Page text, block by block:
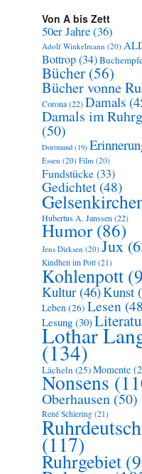
Von A bis Zett
50er Jahre(36)
Adolf Winkelmann (20)
Bottrop(34)
Bücher (56)
Bücher vonne
Corona(22)Damals
Damals im
(50)
Dortmund (19)
Essen (20) Film (20)
Fundstücke(33)
Gedichtet(48)
Hubertus A. Janssen(22)
Humor(86)
Jens Dirksen (20) Jux
Kindheit im Pott (21)
Kohlenpott
Kultur(46)Kunst
Leben(26) Lesen
Lesung (30)
Lothar
(134)
Lächeln (25)Momente
Nonsens
Oberhausen (50)
René Schiering (21)
Ruhrdeutsch
(117)
Ruhrgebiet